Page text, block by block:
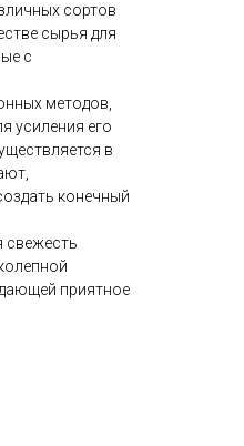
сортов
сырья для
с
методов,
усиления его
в
конечный
свежесть
приятное